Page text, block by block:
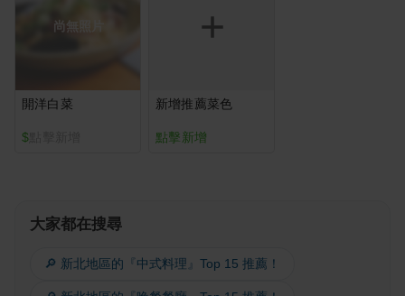
尚無照片
開洋白菜
$
新增推薦菜色
點擊新增
大家都在搜尋
🔎 新北地區的『中式料理』Top 15 推薦！